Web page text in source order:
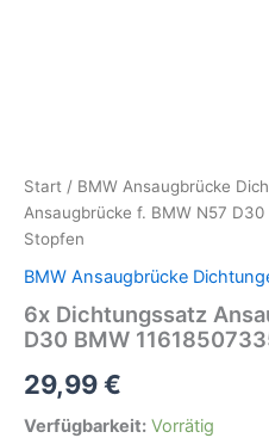
Start / BMW Ansaugbrücke
Ansaugbrücke f. BMW N57
Stopfen
BMW Ansaugbrücke
6x Dichtungssatz
D30 BMW
29,99€
Verfügbarkeit: Vorrätig